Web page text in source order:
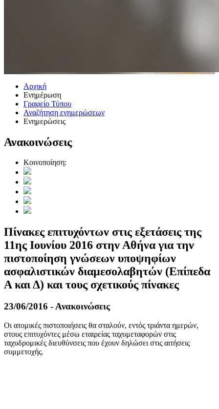
Αρχική
Ενημέρωση
Γραφείο Τύπου
Αναζήτηση ενημερώσεων
Ενημερώσεις
Ανακοινώσεις
Κοινοποίηση:
Πίνακες επιτυχόντων στις εξετάσεις της
11ης Ιουνίου 2016 στην Αθήνα για την
πιστοποίηση γνώσεων υποψηφίων
ασφαλιστικών διαμεσολαβητών (Επίπεδα
Α και Δ) και τους σχετικούς πίνακες
23/06/2016 - Ανακοινώσεις
Οι ατομικές πιστοποιήσεις θα σταλούν, εντός τριάντα ημερών,
στους επιτυχόντες μέσω εταιρείας ταχυμεταφορών στις
ταχυδρομικές διευθύνσεις που έχουν δηλώσει στις αιτήσεις
συμμετοχής.